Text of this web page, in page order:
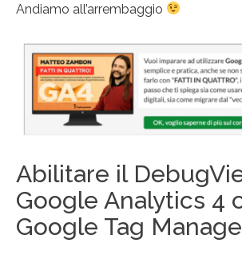
Andiamo all’arrembaggio
Abilitare il
Google Analytics 4
Google Tag